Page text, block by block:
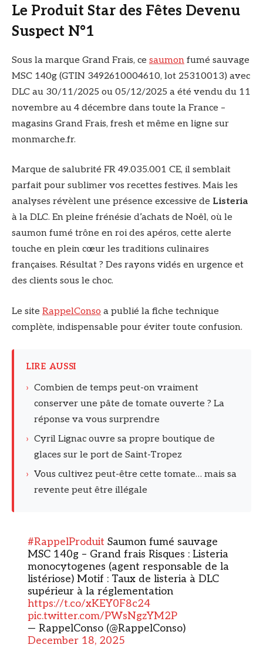
Le Produit Star des Fêtes Devenu
Suspect N°1
Sous la marque Grand Frais, ce saumon fumé sauvage
MSC 140g (GTIN 3492610004610, lot 25310013) avec
DLC au 30/11/2025 ou 05/12/2025 a été vendu du 11
novembre au 4 décembre dans toute la France –
magasins Grand Frais, fresh et même en ligne sur
monmarche.fr.
Marque de salubrité FR 49.035.001 CE, il semblait
parfait pour sublimer vos recettes festives. Mais les
analyses révèlent une présence excessive de Listeria
à la DLC. En pleine frénésie d’achats de Noël, où le
saumon fumé trône en roi des apéros, cette alerte
touche en plein cœur les traditions culinaires
françaises. Résultat ? Des rayons vidés en urgence et
des clients sous le choc.
Le site RappelConso a publié la fiche technique
complète, indispensable pour éviter toute confusion.
LIRE AUSSI
› Combien de temps peut-on vraiment
conserver une pâte de tomate ouverte ? La
réponse va vous surprendre
› Cyril Lignac ouvre sa propre boutique de
glaces sur le port de Saint-Tropez
› Vous cultivez peut-être cette tomate… mais sa
revente peut être illégale
#RappelProduit Saumon fumé sauvage
MSC 140g – Grand frais Risques : Listeria
monocytogenes (agent responsable de la
listériose) Motif : Taux de listeria à DLC
supérieur à la réglementation
https://t.co/xKEY0F8c24
pic.twitter.com/PWsNgzYM2P
— RappelConso (@RappelConso)
December 18, 2025